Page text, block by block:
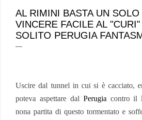
AL RIMINI BASTA UN
VINCERE FACILE AL
SOLITO PERUGIA
Uscire dal tunnel in cui si è cacciato,
poteva aspettare dal Perugia contro il
nona partita di questo tormentato e